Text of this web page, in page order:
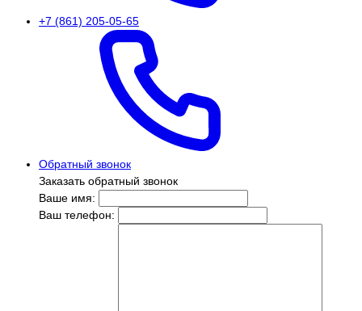
+7 (861) 205-05-65
Обратный звонок
Заказать обратный звонок
Ваше имя:
Ваш телефон: